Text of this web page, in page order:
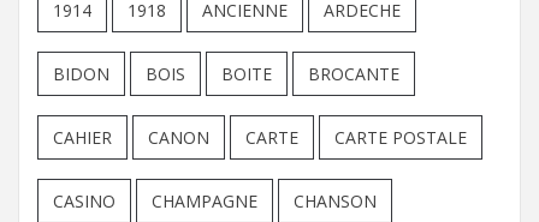
1914 1918 ANCIENNE ARDECHE
BIDON BOIS BOITE BROCANTE
CAHIER CANON CARTE CARTE POSTALE
CASINO CHAMPAGNE CHANSON